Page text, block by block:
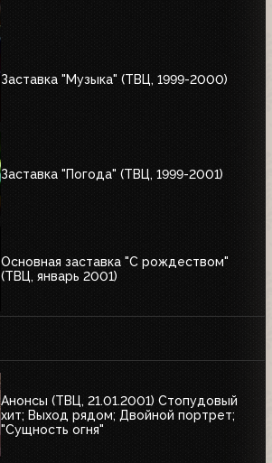
Заставка "Музыка" (ТВЦ, 1999-2000)
Заставка "Погода" (ТВЦ, 1999-2001)
Основная заставка "С рождеством"
(ТВЦ, январь 2001)
Анонсы (ТВЦ, 21.01.2001) Стопудовый
хит; Выход рядом; Двойной портрет;
"Сущность огня"